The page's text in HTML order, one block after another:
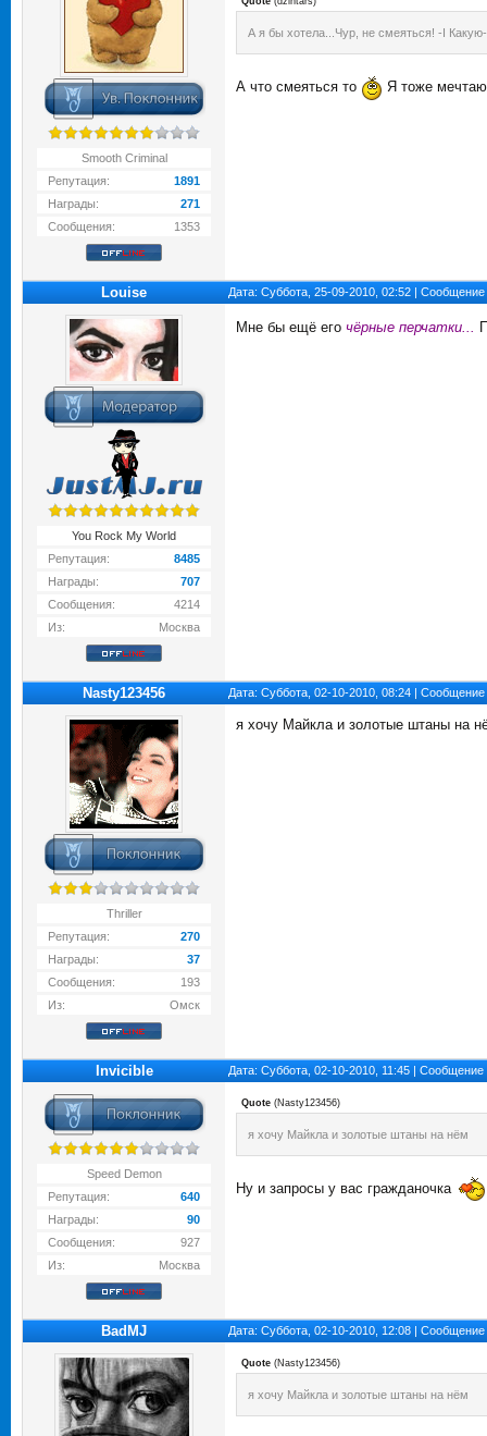
Smooth Criminal
Репутация:
1891
Награды:
271
Сообщения:
1353
А я бы хотела...Чур, не смеяться! -I
А что смеяться то Я тоже
Louise Дата: Суббота, 25-09-2010, 02:52 |
You Rock My World
Репутация:
8485
Награды:
707
Сообщения:
4214
Из:
Москва
Мне бы ещё его чёрные перчатки...
Nasty123456 Дата: Суббота, 02-10-2010, 08:24 |
Thriller
Репутация:
270
Награды:
37
Сообщения:
193
Из:
Омск
я хочу Майкла и золотые штаны на
Invicible Дата: Суббота, 02-10-2010, 11:45 |
Speed Demon
Репутация:
640
Награды:
90
Сообщения:
927
Из:
Москва
Quote (Nasty123456)
я хочу Майкла и золотые штаны на нём
Ну и запросы у вас гражданочка
BadMJ Дата: Суббота, 02-10-2010, 12:08 |
Quote (Nasty123456)
я хочу Майкла и золотые штаны на нём